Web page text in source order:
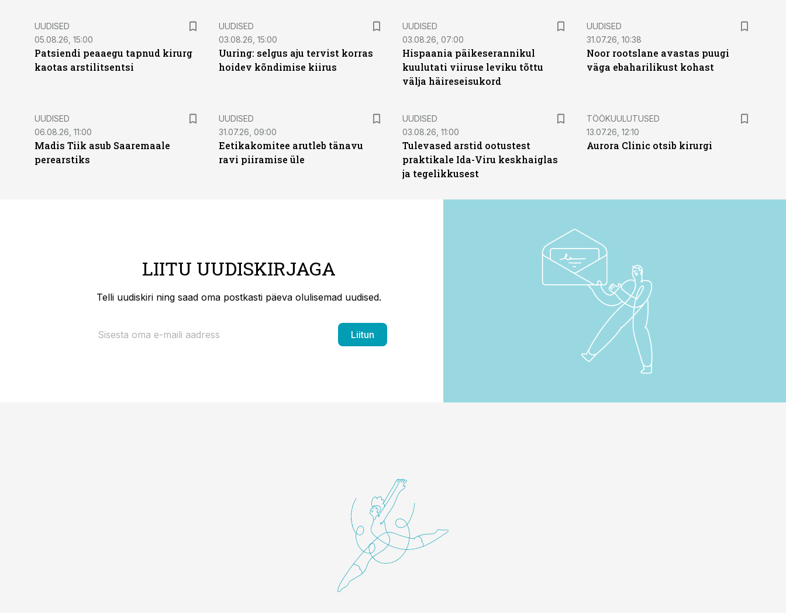
UUDISED
05.08.26, 15:00
Patsiendi peaaegu tapnud kirurg
kaotas arstilitsentsi
UUDISED
03.08.26, 15:00
Uuring: selgus aju tervist korras
hoidev kõndimise kiirus
UUDISED
03.08.26, 07:00
Hispaania päikeserannikul
kuulutati viiruse leviku tõttu
välja häireseisukord
UUDISED
31.07.26, 10:38
Noor rootslane avastas puugi
väga ebaharilikust kohast
UUDISED
06.08.26, 11:00
Madis Tiik asub Saaremaale
perearstiks
UUDISED
31.07.26, 09:00
Eetikakomitee arutleb tänavu
ravi piiramise üle
UUDISED
03.08.26, 11:00
Tulevased arstid ootustest
praktikale Ida-Viru keskhaiglas
ja tegelikkusest
ST
TÖÖKUULUTUSED
13.07.26, 12:10
Aurora Clinic otsib kirurgi
LIITU UUDISKIRJAGA
Telli uudiskiri ning saad oma postkasti päeva olulisemad uudised.
Liitun